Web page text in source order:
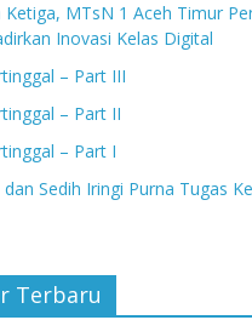
Ketiga, MTsN 1 Aceh Timur
Inovasi Kelas Digital
– Part III
– Part II
– Part I
Sedih Iringi Purna Tugas
Terbaru